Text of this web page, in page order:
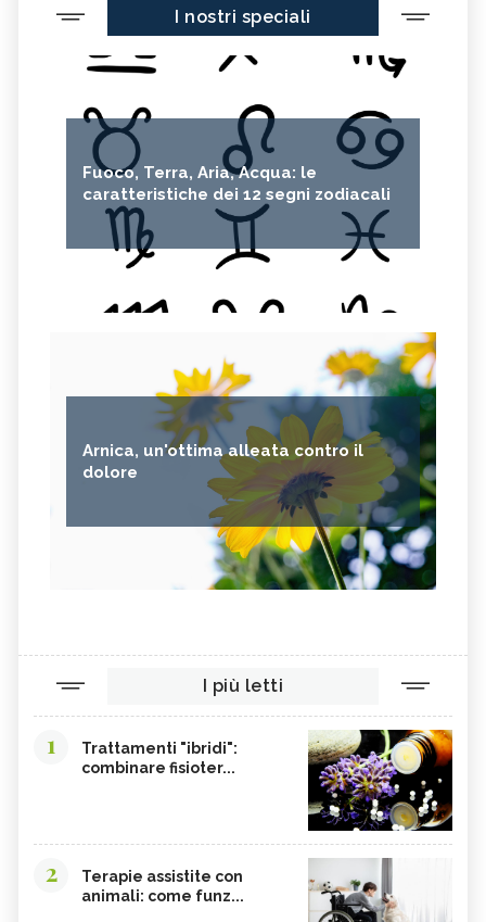
I nostri speciali
Fuoco, Terra, Aria, Acqua: le
caratteristiche dei 12 segni zodiacali
Arnica, un'ottima alleata contro il
dolore
I più letti
1
Trattamenti "ibridi":
combinare fisioter...
2
Terapie assistite con
animali: come funz...